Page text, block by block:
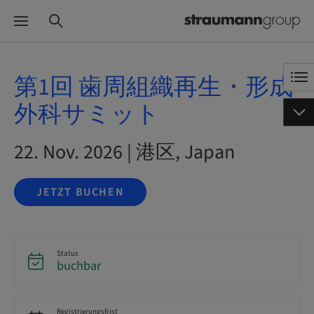
第1回 歯周組織再生・形成
外科サミット
22. Nov. 2026 | 港区, Japan
JETZT BUCHEN
Status
buchbar
Registrierungsfrist